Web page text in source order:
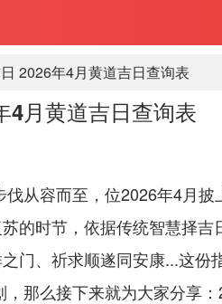
2026年4月黄道吉日查询表
4月黄道吉日查询表
从容而至，位2026年4月披
的时节，依据传统智慧择吉
门、祈求顺遂同安康...这份
那么接下来就为大家分享：